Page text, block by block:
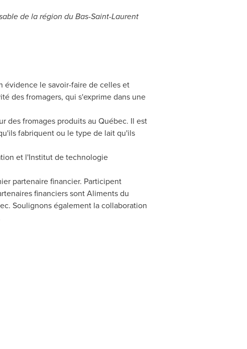
de la région du Bas-Saint-Laurent
évidence le savoir-faire de celles et
des fromagers, qui s'exprime dans une
des fromages produits au Québec. Il est
fabriquent ou le type de lait qu'ils
et l'Institut de technologie
partenaire financier. Participent
financiers sont Aliments du
Soulignons également la collaboration